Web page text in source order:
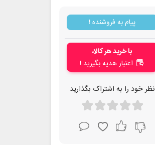
پیام به فروشنده !
با خرید هر کالا،
اعتبار هدیه بگیرید !
نظر خود را به اشتراک بگذارید